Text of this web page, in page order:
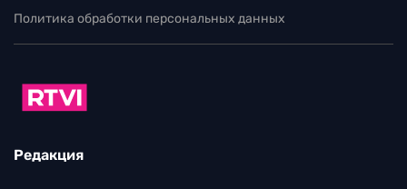
Политика обработки персональных данных
Редакция